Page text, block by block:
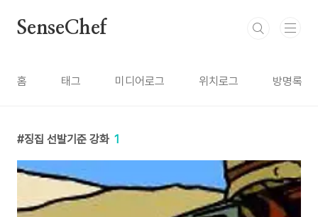
SenseChef
홈 태그 미디어로그 위치로그 방명록
징집 선발기준 강화 1